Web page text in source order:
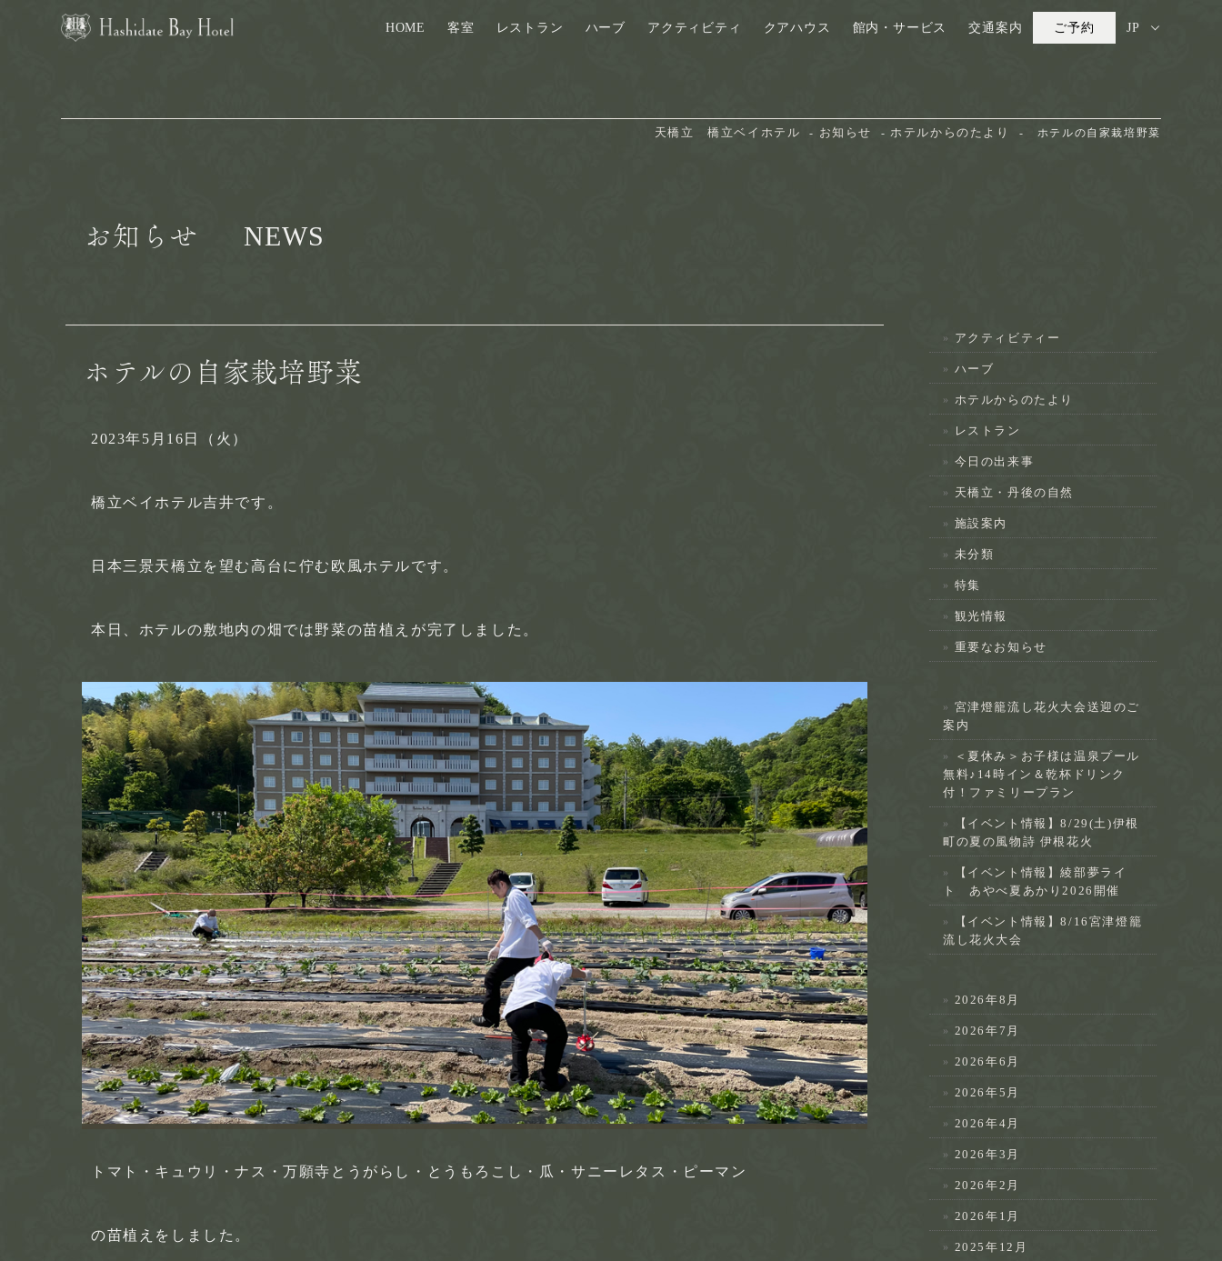
HOME 客室 レストラン ハーブ アクティビティ クアハウス 館内・サービス 交通案内 ご予約 JP
天橋立　橋立ベイホテル お知らせ ホテルからのたより ホテルの自家栽培野菜
お知らせ NEWS
ホテルの自家栽培野菜
2023年5月16日（火）
橋立ベイホテル吉井です。
日本三景天橋立を望む高台に佇む欧風ホテルです。
本日、ホテルの敷地内の畑では野菜の苗植えが完了しました。
トマト・キュウリ・ナス・万願寺とうがらし・とうもろこし・瓜・サニーレタス・ピーマン
の苗植えをしました。
アクティビティー
ハーブ
ホテルからのたより
レストラン
今日の出来事
天橋立・丹後の自然
施設案内
未分類
特集
観光情報
重要なお知らせ
宮津燈籠流し花火大会送迎のご
案内
＜夏休み＞お子様は温泉プール
無料♪14時イン＆乾杯ドリンク
付！ファミリープラン
【イベント情報】8/29(土)伊根
町の夏の風物詩 伊根花火
【イベント情報】綾部夢ライ
ト あやべ夏あかり2026開催
【イベント情報】8/16宮津燈籠
流し花火大会
2026年8月
2026年7月
2026年6月
2026年5月
2026年4月
2026年3月
2026年2月
2026年1月
2025年12月